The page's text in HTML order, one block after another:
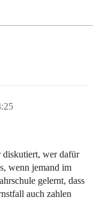
diskutiert, wer dafür
wenn jemand im
gelernt, dass
auch zahlen